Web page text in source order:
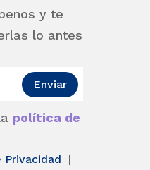
y te
lo antes
política de
Enviar
Privacidad
|